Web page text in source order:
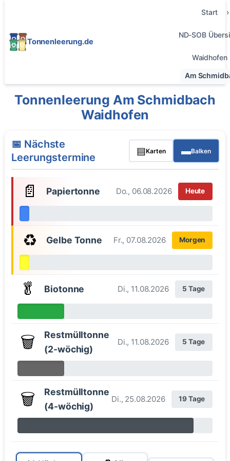
Tonnenleerung.de
Start
ND-SOB
Waidhofen
Am
Tonnenleerung Am Schmidbach
Waidhofen
📅 Nächste
Leerungstermine
▤Karten ▬Balken
📄 Papiertonne Do., 06.08.2026 Heute
♻️ Gelbe Tonne Fr., 07.08.2026 Morgen
🥬 Biotonne Di., 11.08.2026 5 Tage
🗑️
Restmülltonne
(2-wöchig)
Di., 11.08.2026 5 Tage
🗑️
Restmülltonne
(4-wöchig)
Di., 25.08.2026 19 Tage